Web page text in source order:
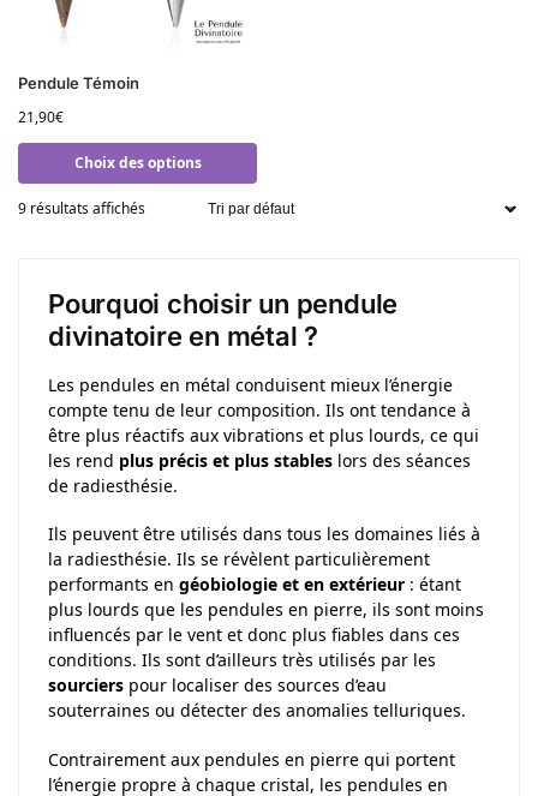
Pendule Témoin
21,90€
Choix des options
9 résultats affichés
Pourquoi choisir un pendule
divinatoire en métal ?
Les pendules en métal conduisent mieux l’énergie
compte tenu de leur composition. Ils ont tendance à
être plus réactifs aux vibrations et plus lourds, ce qui
les rend plus précis et plus stables lors des séances
de radiesthésie.
Ils peuvent être utilisés dans tous les domaines liés à
la radiesthésie. Ils se révèlent particulièrement
performants en géobiologie et en extérieur : étant
plus lourds que les pendules en pierre, ils sont moins
influencés par le vent et donc plus fiables dans ces
conditions. Ils sont d’ailleurs très utilisés par les
sourciers pour localiser des sources d’eau
souterraines ou détecter des anomalies telluriques.
Contrairement aux pendules en pierre qui portent
l’énergie propre à chaque cristal, les pendules en